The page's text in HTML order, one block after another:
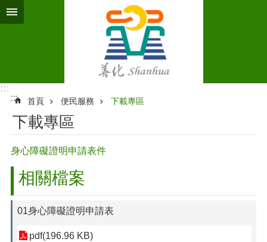
跳到主要內容區塊
:::
:::
首頁 便民服務 下載專區
下載專區
身心障礙證明申請表件
相關檔案
01身心障礙證明申請表
pdf(196.96 KB)